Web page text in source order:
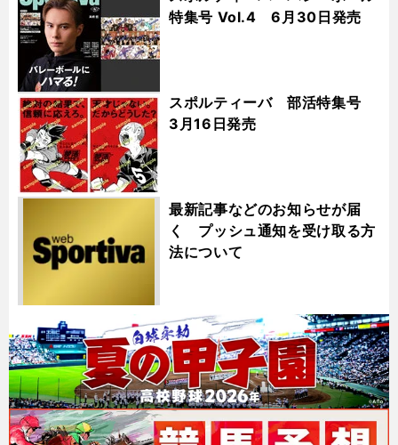
特集号 Vol.4 6月30日発売
スポルティーバ 部活特集号
3月16日発売
最新記事などのお知らせが届
く プッシュ通知を受け取る方
法について